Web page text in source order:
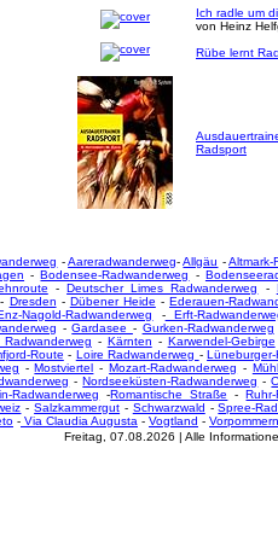
Ich radle um
von Heinz
Rübe lernt
Radsport
-Aareradwanderweg-Allgäu -Altmark-
-Bodensee-Radwanderweg -
-Deutscher Limes Radwanderweg -
- Dresden - Dübener Heide -Ederauen-
Nagold-Radwanderweg -Erft-
-Gardasee - Gurken-Radwanderweg
- Kärnten - Karwendel-Gebirge
Route - Loire Radwanderweg -
-Mostviertel -Mozart-Radwanderweg -
-Nordseeküsten-Radwanderweg -
Radwanderweg -Romantische Straße -
-Salzkammergut - Schwarzwald -Spree-
- Via Claudia Augusta - Vogtland - Vorpommern
Freitag, 07.08.2026 | Alle